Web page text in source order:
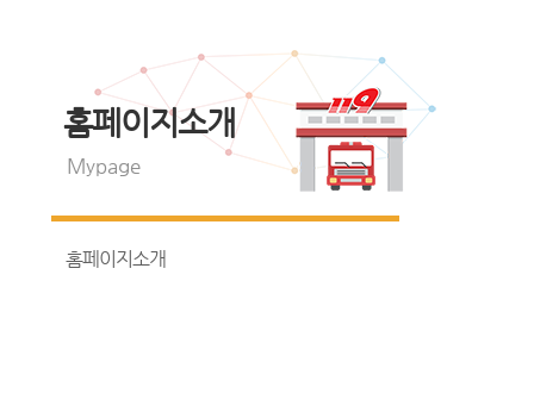
홈페이지소개
Mypage
홈페이지소개